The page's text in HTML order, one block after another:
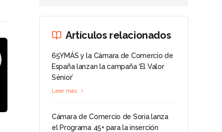
Artículos relacionados
65YMÁS y la Cámara de Comercio de
España lanzan la campaña ‘El Valor
Sénior’
Leer más
Cámara de Comercio de Soria lanza
el Programa 45+ para la inserción